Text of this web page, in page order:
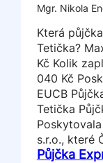
Mgr. Nikola
Která
Tetička?
Kč Kolik
040 Kč
EUCB
Tetička
s.r.o., které
Půjčka